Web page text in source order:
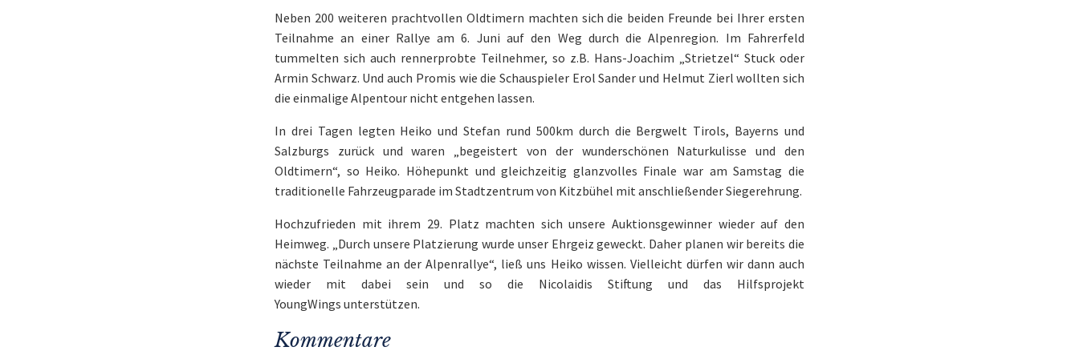
Neben 200 weiteren prachtvollen Oldtimern machten sich die beiden Freunde bei Ihrer ersten
Teilnahme an einer Rallye am 6. Juni auf den Weg durch die Alpenregion. Im Fahrerfeld
tummelten sich auch rennerprobte Teilnehmer, so z.B. Hans-Joachim „Strietzel“ Stuck oder
Armin Schwarz. Und auch Promis wie die Schauspieler Erol Sander und Helmut Zierl wollten sich
die einmalige Alpentour nicht entgehen lassen.
In drei Tagen legten Heiko und Stefan rund 500km durch die Bergwelt Tirols, Bayerns und
Salzburgs zurück und waren „begeistert von der wunderschönen Naturkulisse und den
Oldtimern“, so Heiko. Höhepunkt und gleichzeitig glanzvolles Finale war am Samstag die
traditionelle Fahrzeugparade im Stadtzentrum von Kitzbühel mit anschließender Siegerehrung.
Hochzufrieden mit ihrem 29. Platz machten sich unsere Auktionsgewinner wieder auf den
Heimweg. „Durch unsere Platzierung wurde unser Ehrgeiz geweckt. Daher planen wir bereits die
nächste Teilnahme an der Alpenrallye“, ließ uns Heiko wissen. Vielleicht dürfen wir dann auch
wieder mit dabei sein und so die Nicolaidis Stiftung und das Hilfsprojekt
YoungWings unterstützen.
Kommentare